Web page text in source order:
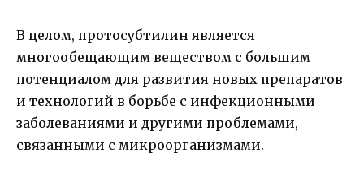
В целом, протосубтилин является
многообещающим веществом с большим
потенциалом для развития новых препаратов
и технологий в борьбе с инфекционными
заболеваниями и другими проблемами,
связанными с микроорганизмами.